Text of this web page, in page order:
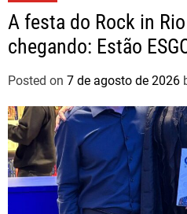
A festa do Rock in
chegando: Estão
Posted on 7 de agosto de 2026